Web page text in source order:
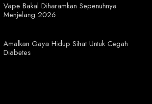
Vape Bakal Diharamkan Sepenuhnya
Menjelang 2026
Amalkan Gaya Hidup Sihat Untuk Cegah
Diabetes